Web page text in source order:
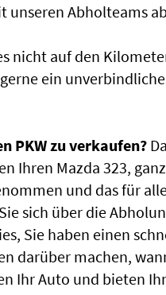
unseren Abholteams
nicht auf den
ein
PKW zu verkaufen?
Ihren Mazda 323,
und das für
sich über die
Sie haben einen
darüber machen,
Ihr Auto und bieten